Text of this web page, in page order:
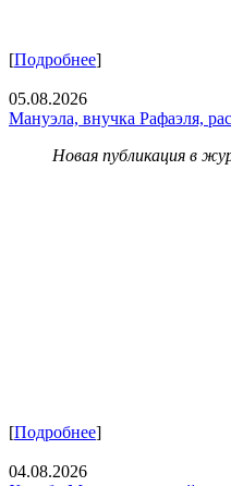
[Подробнее]
05.08.2026
Мануэла, внучка Рафаэля,
Новая публикация в
[Подробнее]
04.08.2026